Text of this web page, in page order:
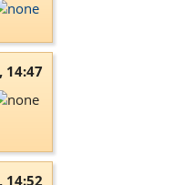
14:47
14:52